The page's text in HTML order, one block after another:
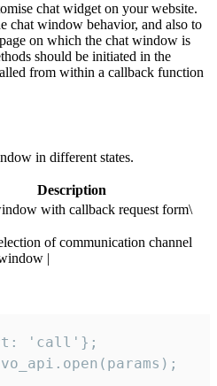
chat widget on your website.
chat window behavior, and also to
on which the chat window is
should be initiated in the
from within a callback function
in different states.
Description
with callback request form\
of communication channel
|
'call'};